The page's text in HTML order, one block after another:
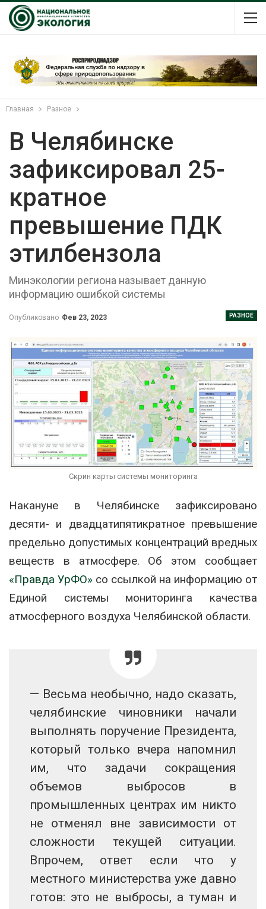
Главная Разное
В Челябинске
зафиксировал 25-
кратное
превышение ПДК
этилбензола
Минэкологии региона называет данную
информацию ошибкой системы
РАЗНОЕ
Опубликовано Фев 23, 2023
Скрин карты системы мониторинга
Накануне в Челябинске зафиксировано
десяти- и двадцатипятикратное превышение
предельно допустимых концентраций вредных
веществ в атмосфере. Об этом сообщает
«Правда УрФО» со ссылкой на информацию от
Единой системы мониторинга качества
атмосферного воздуха Челябинской области.
— Весьма необычно, надо сказать,
челябинские чиновники начали
выполнять поручение Президента,
который только вчера напомнил
им, что задачи сокращения
объемов выбросов в
промышленных центрах им никто
не отменял вне зависимости от
сложности текущей ситуации.
Впрочем, ответ если что у
местного министерства уже давно
готов: это не выбросы, а туман и